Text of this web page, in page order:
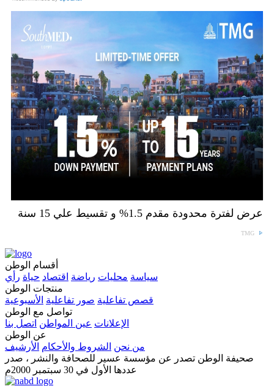
عرض لفترة محدودة مقدم 1.5% و تقسيط علي 15 سنة
TMG
أقسام الوطن
سياسة محليات رياضة اقتصاد حياة رأي
منتجات الوطن
قصص تفاعلية صور تفاعلية الأسبوعية
تواصل مع الوطن
الإعلانات عين المواطن اتصل بنا
عن الوطن
من نحن الشروط والأحكام الأرشيف
صحيفة الوطن تصدر عن مؤسسة عسير للصحافة والنشر ، صدر
عددها الأول في 30 سبتمبر 2000م